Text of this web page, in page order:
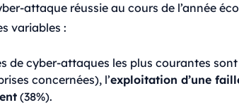
attaque réussie au cours de l’année
variables :
de cyber-attaques les plus courantes
concernées), l’exploitation d’une
(38%).